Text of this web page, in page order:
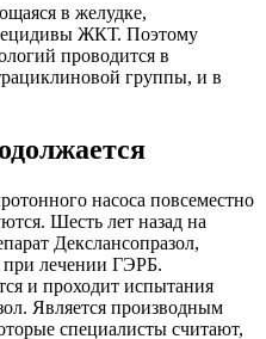
в желудке,
ЖКТ. Поэтому
проводится в
группы, и в
насоса повсеместно
Шесть лет назад на
Декслансопразол,
лечении ГЭРБ.
и проходит испытания
Является производным
специалисты считают,